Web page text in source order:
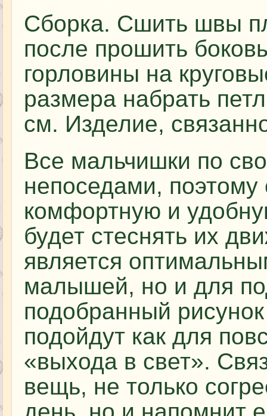
Сборка. Сшить швы
после прошить
горловины на
размера набрать
см. Изделие,
Все мальчишки по
непоседами,
комфортную и
будет стеснять их
является
малышей, но и для
подобранный
подойдут как для
«выхода в свет».
вещь, не только